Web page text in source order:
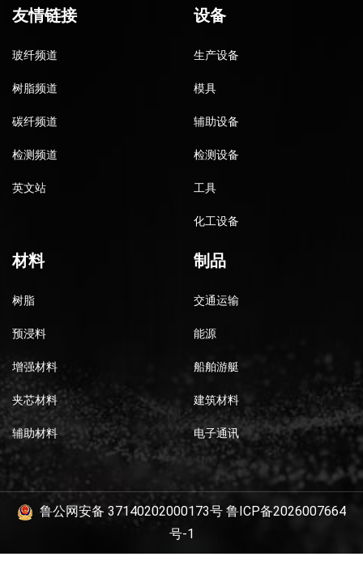
友情链接
玻纤频道
树脂频道
碳纤频道
检测频道
英文站
设备
生产设备
模具
辅助设备
检测设备
工具
化工设备
材料
树脂
预浸料
增强材料
夹芯材料
辅助材料
制品
交通运输
能源
船舶游艇
建筑材料
电子通讯
鲁公网安备 37140202000173号 鲁ICP备2026007664
号-1